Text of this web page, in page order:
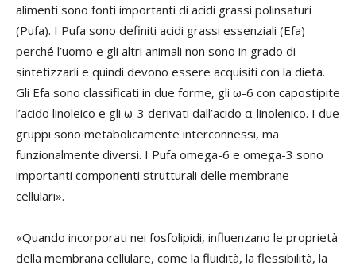
alimenti sono fonti importanti di acidi grassi polinsaturi
(Pufa). I Pufa sono definiti acidi grassi essenziali (Efa)
perché l’uomo e gli altri animali non sono in grado di
sintetizzarli e quindi devono essere acquisiti con la dieta.
Gli Efa sono classificati in due forme, gli ω-6 con capostipite
l’acido linoleico e gli ω-3 derivati dall’acido α-linolenico. I due
gruppi sono metabolicamente interconnessi, ma
funzionalmente diversi. I Pufa omega-6 e omega-3 sono
importanti componenti strutturali delle membrane
cellulari».
«Quando incorporati nei fosfolipidi, influenzano le proprietà
della membrana cellulare, come la fluidità, la flessibilità, la